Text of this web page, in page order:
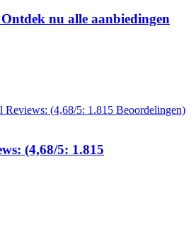
nu alle aanbiedingen
(4,68/5: 1.815